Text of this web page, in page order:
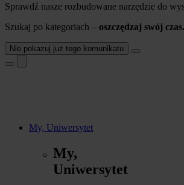
Sprawdź nasze rozbudowane narzędzie do
Szukaj po kategoriach – oszczędzaj swój czas.
Nie pokazuj już tego komunikatu
My, Uniwersytet
My,
Uniwersytet